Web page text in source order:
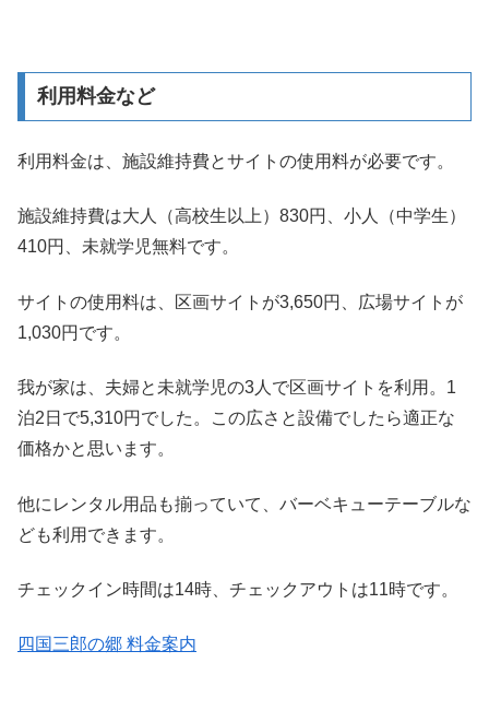
利用料金など
利用料金は、施設維持費とサイトの使用料が必要です。
施設維持費は大人（高校生以上）830円、小人（中学生）
410円、未就学児無料です。
サイトの使用料は、区画サイトが3,650円、広場サイトが
1,030円です。
我が家は、夫婦と未就学児の3人で区画サイトを利用。1
泊2日で5,310円でした。この広さと設備でしたら適正な
価格かと思います。
他にレンタル用品も揃っていて、バーベキューテーブルな
ども利用できます。
チェックイン時間は14時、チェックアウトは11時です。
四国三郎の郷 料金案内